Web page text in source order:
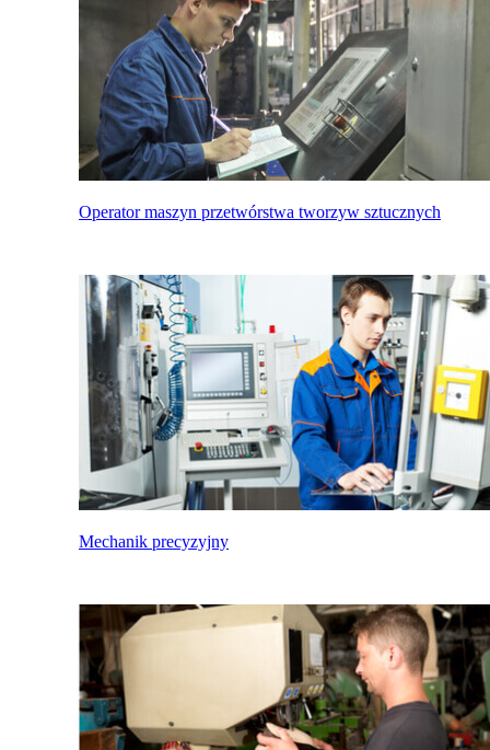
Operator maszyn przetwórstwa tworzyw sztucznych
Mechanik precyzyjny